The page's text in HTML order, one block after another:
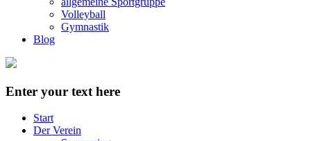
Volleyball
Gymnastik
Blog
Enter your text here
Start
Der Verein